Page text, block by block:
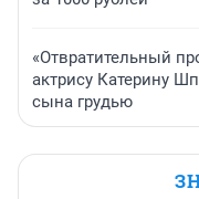
Пакет
Московского района
Победили рак и
История любви